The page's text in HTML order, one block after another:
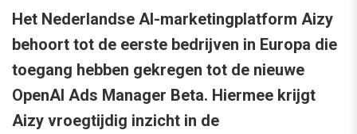
Het Nederlandse AI-marketingplatform Aizy
behoort tot de eerste bedrijven in Europa die
toegang hebben gekregen tot de nieuwe
OpenAI Ads Manager Beta. Hiermee krijgt
Aizy vroegtijdig inzicht in de